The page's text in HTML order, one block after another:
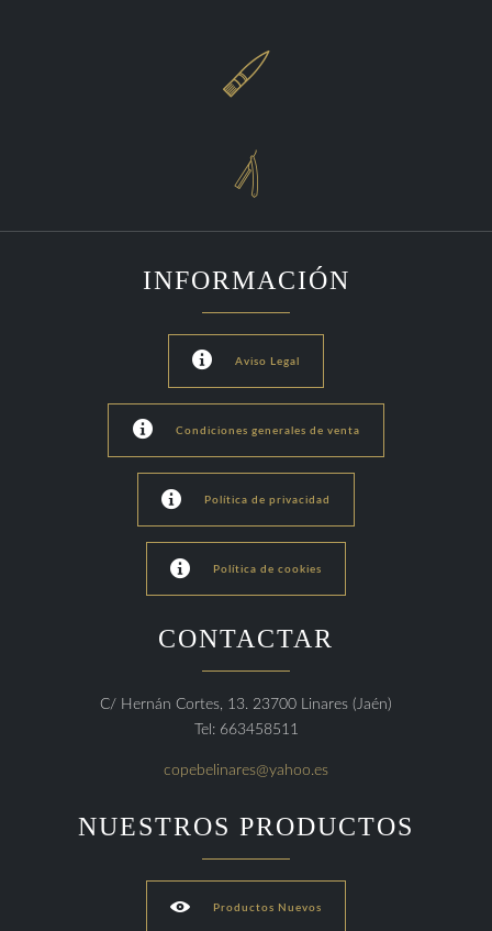


INFORMACIÓN
 Aviso Legal
 Condiciones generales de venta
 Política de privacidad
 Política de cookies
CONTACTAR
C/ Hernán Cortes, 13. 23700 Linares (Jaén)
Tel: 663458511
copebelinares@yahoo.es
NUESTROS PRODUCTOS
 Productos Nuevos